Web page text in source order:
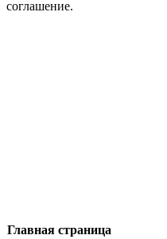
соглашение.
Главная страница